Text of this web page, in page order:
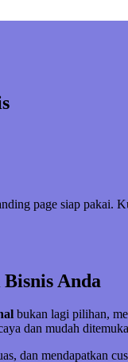
page siap pakai.
Anda
bukan lagi pilihan,
dan mudah
dan mendapatkan